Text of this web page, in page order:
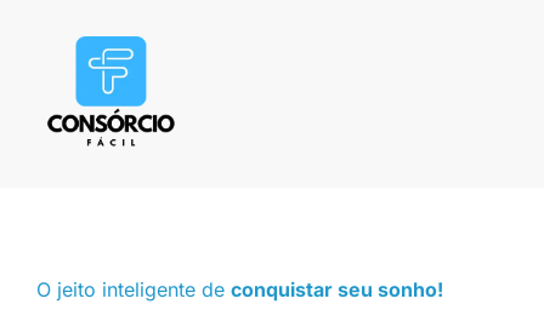
O jeito inteligente de conquistar seu sonho!